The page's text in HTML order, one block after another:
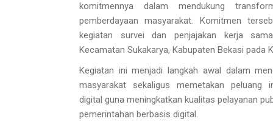
komitmennya dalam mendukung
pemberdayaan masyarakat. Komitmen
kegiatan survei dan penjajakan kerja
Kecamatan Sukakarya, Kabupaten Bekasi pada
Kegiatan ini menjadi langkah awal dalam
masyarakat sekaligus memetakan peluang
digital guna meningkatkan kualitas pelayanan
pemerintahan berbasis digital.